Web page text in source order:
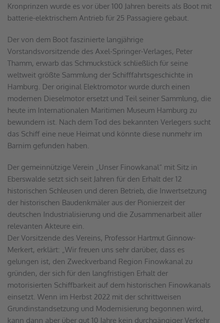
Kronprinzen wurde es vor über 100 Jahren bereits als Boot mit
batterie-elektrischem Antrieb für 25 Passagiere gebaut.
Der von dem Boot faszinierte langjährige
Vorstandsvorsitzende des Axel-Springer-Verlages, Peter
Thamm, erwarb das Schmuckstück schließlich für seine
weltweit größte Sammlung der Schifffahrtsgeschichte in
Hamburg. Der original Elektromotor wurde durch einen
modernen Dieselmotor ersetzt und Teil seiner Sammlung, die
heute im Internationalen Maritimen Museum Hamburg zu
bewundern ist. Nach dem Tod des bekannten Verlegers sucht
das Schiff eine neue Heimat und könnte diese nunmehr im
Barnim gefunden haben.
Der gemeinnützige Verein „Unser Finowkanal“ mit Sitz in
Eberswalde setzt sich seit Jahren für den Erhalt der 12
historischen Schleusen und deren Betrieb, die Inwertsetzung
der historischen Baudenkmäler aus der Pionierzeit der
deutschen Industrialisierung und die Zusammenarbeit aller
relevanten Akteure ein.
Der Vorsitzende des Vereins, Professor Hartmut Ginnow-
Merkert, erklärt: „Wir freuen uns sehr darüber, dass es
gelungen ist, den Zweckverband Region Finowkanal zu
gründen, der sich für den langfristigen Erhalt der
motorisierten Schiffbarkeit auf dem historischen Finowkanals
einsetzt. Wenn im Herbst 2022 mit der schrittweisen
Grundinstandsetzung und Modernisierung begonnen wird,
kann dann aber über gut 10 Jahre kein durchgängiger Verkehr